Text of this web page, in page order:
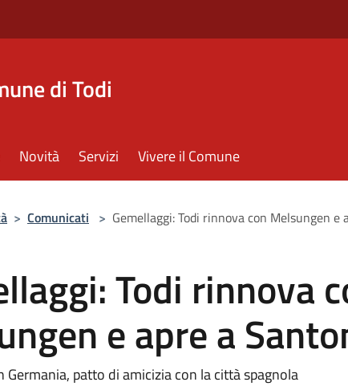
di Todi
Novità Servizi Vivere il Comune
> Comunicati > Gemellaggi: Todi rinnova con Melsungen e
Todi rinnova
e apre a
Germania, patto di amicizia con la città spagnola